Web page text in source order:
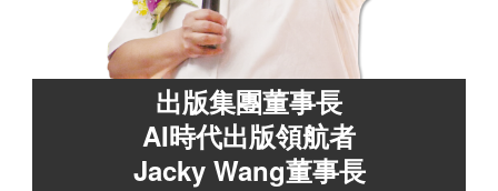
出版集團董事長
AI時代出版領航者
Jacky Wang董事長